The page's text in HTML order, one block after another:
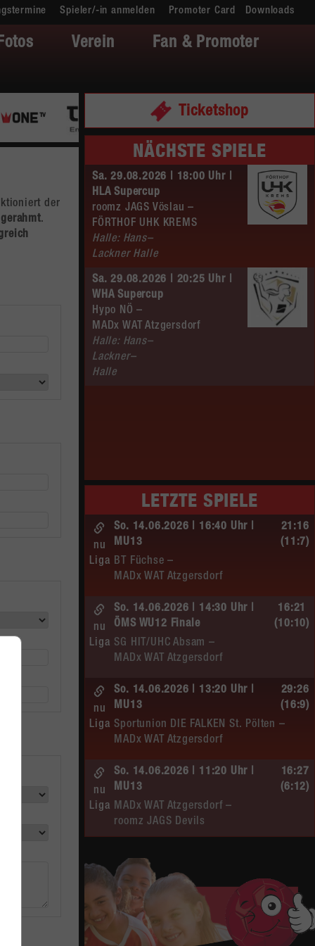
Spieler/-in anmelden Promoter Card Downloads
Verein
Fan & Promoter
der
.
Ticketshop
NÄCHSTE SPIELE
Sa. 29.08.2026 | 18:00 Uhr |
HLA Supercup
roomz JAGS Vöslau –
FÖRTHOF UHK KREMS
Halle: Hans–
Lackner Halle
Sa. 29.08.2026 | 20:25 Uhr |
WHA Supercup
Hypo NÖ –
MADx WAT Atzgersdorf
Halle: Hans–
Lackner–
Halle
LETZTE SPIELE
So. 14.06.2026 | 16:40 Uhr |
MU13
BT Füchse –
MADx WAT Atzgersdorf
nu
Liga
21:16
(11:7)
So. 14.06.2026 | 14:30 Uhr |
ÖMS WU12 Finale
SG HIT/UHC Absam –
MADx WAT Atzgersdorf
nu
Liga
16:21
(10:10)
So. 14.06.2026 | 13:20 Uhr |
MU13
Sportunion DIE FALKEN St. Pölten –
MADx WAT Atzgersdorf
nu
Liga
29:26
(16:9)
So. 14.06.2026 | 11:20 Uhr |
MU13
MADx WAT Atzgersdorf –
roomz JAGS Devils
nu
Liga
16:27
(6:12)
ÖMS WU12 HF
SC HIT/UHC Absam –
MADx WAT Atzgersdorf
Liga
Sa. 13.06.2026 | 19:05 Uhr |
30:19